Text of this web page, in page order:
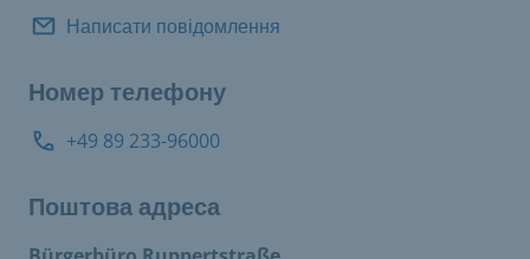
Написати повідомлення
Номер телефону
+49 89 233-96000
Поштова адреса